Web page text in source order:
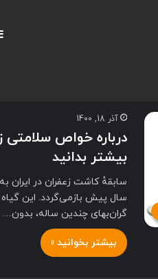
آذر 18, 1400
درباره خواص سلامتی
بیشتر بدانید
سال پیش بازمی‌گردد. این
گران‌بهای چندین ساله، بدون…
بیشتر بخوانید »